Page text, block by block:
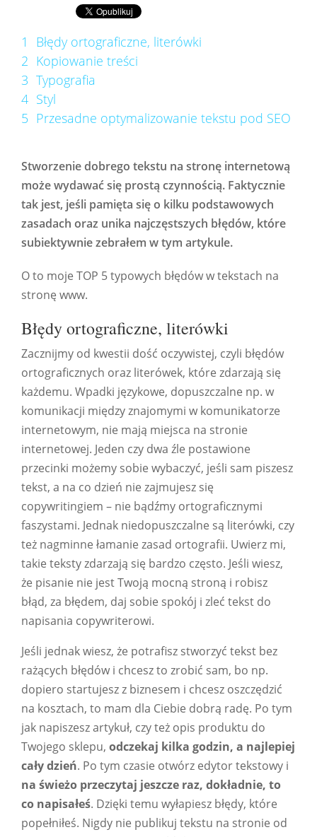
1
Błędy ortograficzne, literówki
2 Kopiowanie treści
3 Typografia
4 Styl
5 Przesadne optymalizowanie tekstu pod SEO
Stworzenie dobrego tekstu na stronę internetową
może wydawać się prostą czynnością. Faktycznie
tak jest, jeśli pamięta się o kilku podstawowych
zasadach oraz unika najczęstszych błędów, które
subiektywnie zebrałem w tym artykule.
O to moje TOP 5 typowych błędów w tekstach na
stronę www.
Błędy ortograficzne, literówki
Zacznijmy od kwestii dość oczywistej, czyli błędów
ortograficznych oraz literówek, które zdarzają się
każdemu. Wpadki językowe, dopuszczalne np. w
komunikacji między znajomymi w komunikatorze
internetowym, nie mają miejsca na stronie
internetowej. Jeden czy dwa źle postawione
przecinki możemy sobie wybaczyć, jeśli sam piszesz
tekst, a na co dzień nie zajmujesz się
copywritingiem – nie bądźmy ortograficznymi
faszystami. Jednak niedopuszczalne są literówki, czy
też nagminne łamanie zasad ortografii. Uwierz mi,
takie teksty zdarzają się bardzo często. Jeśli wiesz,
że pisanie nie jest Twoją mocną stroną i robisz
błąd, za błędem, daj sobie spokój i zleć tekst do
napisania copywriterowi.
Jeśli jednak wiesz, że potrafisz stworzyć tekst bez
rażących błędów i chcesz to zrobić sam, bo np.
dopiero startujesz z biznesem i chcesz oszczędzić
na kosztach, to mam dla Ciebie dobrą radę. Po tym
jak napiszesz artykuł, czy też opis produktu do
Twojego sklepu, odczekaj kilka godzin, a najlepiej
cały dzień. Po tym czasie otwórz edytor tekstowy i
na świeżo przeczytaj jeszcze raz, dokładnie, to
co napisałeś. Dzięki temu wyłapiesz błędy, które
popełniłeś. Nigdy nie publikuj tekstu na stronie od